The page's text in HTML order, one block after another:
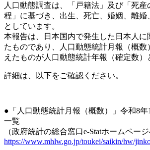
人口動態調査は、「戸籍法」及び「死産
程」に基づき、出生、死亡、婚姻、離婚
としています。
本報告は、日本国内で発生した日本人に
たものであり、人口動態統計月報（概数
えたものが人口動態統計年報（確定数）
詳細は、以下をご確認ください。
●「人口動態統計月報（概数）」令和8年
一覧
（政府統計の総合窓口e-Statホームペー
https://www.mhlw.go.jp/toukei/saikin/hw/